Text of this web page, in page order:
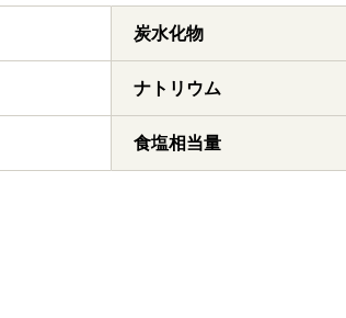
炭水化物
ナトリウム
食塩相当量